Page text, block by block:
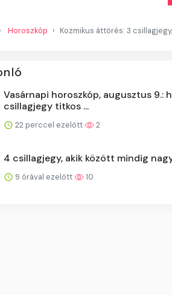
Horoszkóp Kozmikus áttörés: 3
Vasárnapi horoszkóp, augusztus 9.:
csillagjegy titkos ...
22 perccel ezelőtt 2
4 csillagjegy, akik között mindig
9 órával ezelőtt 10